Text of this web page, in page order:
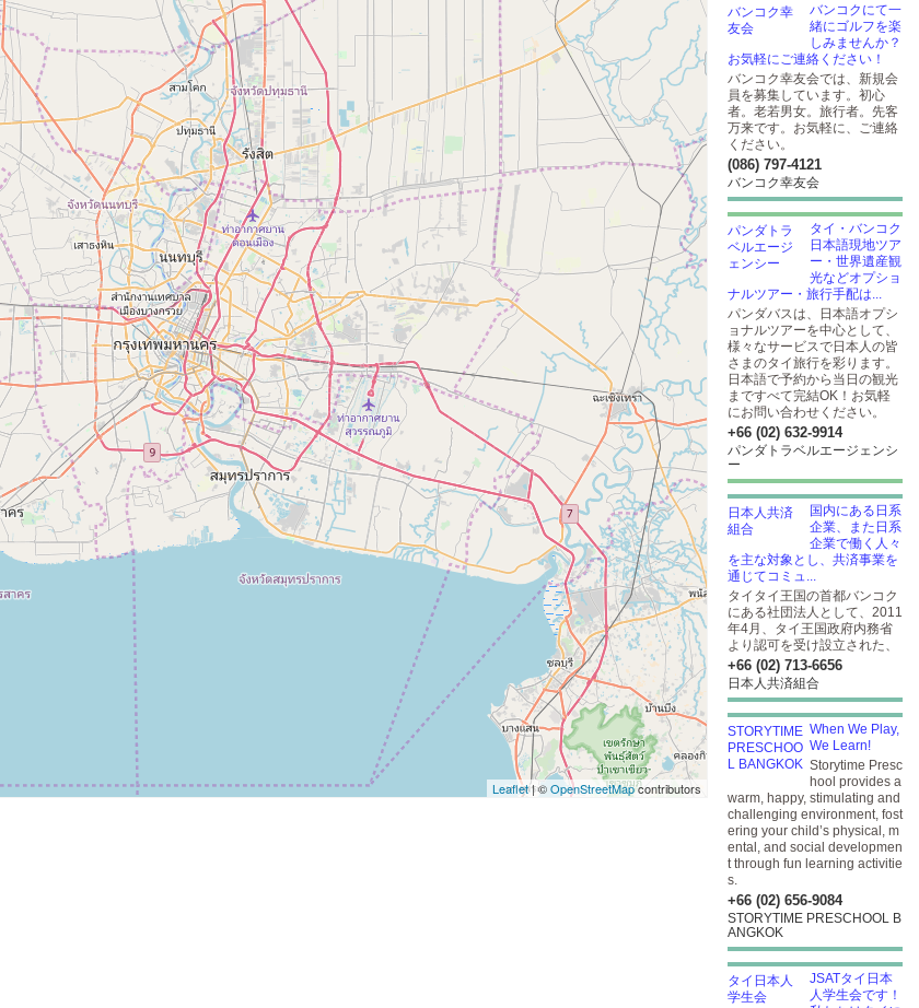
Leaflet| ©OpenStreetMapcontributors
バンコクにて一
緒にゴルフを楽
しみませんか？
お気軽にご連絡ください！
バンコク幸友会では、新規会
員を募集しています。初心
者。老若男女。旅行者。先客
万来です。お気軽に、ご連絡
ください。
(086) 797-4121
バンコク幸友会
タイ・バンコク
日本語現地ツア
ー・世界遺産観
光などオプショ
ナルツアー・旅行手配は...
パンダバスは、日本語オプシ
ョナルツアーを中心として、
様々なサービスで日本人の皆
さまのタイ旅行を彩ります。
日本語で予約から当日の観光
まですべて完結OK！お気軽
にお問い合わせください。
+66 (02) 632-9914
パンダトラベルエージェンシ
ー
国内にある日系
企業、また日系
企業で働く人々
を主な対象とし、共済事業を
通じてコミュ...
タイタイ王国の首都バンコク
にある社団法人として、2011
年4月、タイ王国政府内務省
より認可を受け設立された、
+66 (02) 713-6656
日本人共済組合
When We Play,
We Learn!
Storytime Presc
hool provides a
warm, happy, stimulating and
challenging environment, fost
ering your child’s physical, m
ental, and social developmen
t through fun learning activitie
s.
+66 (02) 656-9084
STORYTIME PRESCHOOL B
ANGKOK
JSATタイ日本
人学生会です！